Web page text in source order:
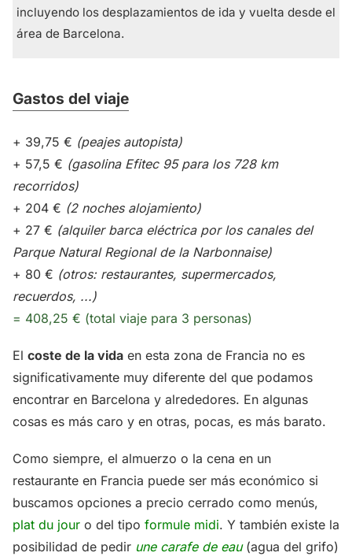
incluyendo los desplazamientos de ida y vuelta desde el
área de Barcelona.
Gastos del viaje
+ 39,75 € (peajes autopista)
+ 57,5 ​​€ (gasolina Efitec 95 para los 728 km
recorridos)
+ 204 € (2 noches alojamiento)
+ 27 € (alquiler barca eléctrica por los canales del
Parque Natural Regional de la Narbonnaise)
+ 80 € (otros: restaurantes, supermercados,
recuerdos, ...)
= 408,25 € (total viaje para 3 personas)
El coste de la vida en esta zona de Francia no es
significativamente muy diferente del que podamos
encontrar en Barcelona y alrededores. En algunas
cosas es más caro y en otras, pocas, es más barato.
Como siempre, el almuerzo o la cena en un
restaurante en Francia puede ser más económico si
buscamos opciones a precio cerrado como menús,
plat du jour o del tipo formule midi. Y también existe la
posibilidad de pedir une carafe de eau(agua del grifo)